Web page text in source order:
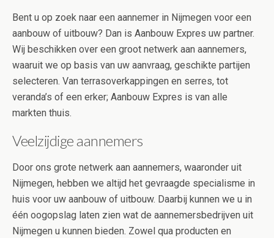
Bent u op zoek naar een aannemer in Nijmegen voor een
aanbouw of uitbouw? Dan is Aanbouw Expres uw partner.
Wij beschikken over een groot netwerk aan aannemers,
waaruit we op basis van uw aanvraag, geschikte partijen
selecteren. Van terrasoverkappingen en serres, tot
veranda’s of een erker; Aanbouw Expres is van alle
markten thuis.
Veelzijdige aannemers
Door ons grote netwerk aan aannemers, waaronder uit
Nijmegen, hebben we altijd het gevraagde specialisme in
huis voor uw aanbouw of uitbouw. Daarbij kunnen we u in
één oogopslag laten zien wat de aannemersbedrijven uit
Nijmegen u kunnen bieden. Zowel qua producten en